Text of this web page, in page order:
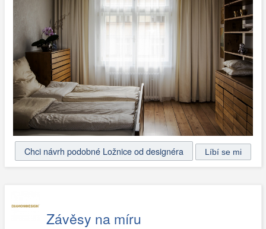
Chci návrh podobné Ložnice od designéra
Závěsy na míru